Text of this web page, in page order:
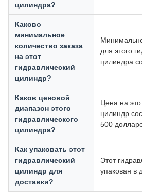
цилиндра?
Каково
минимальное
количество заказа
на этот
гидравлический
цилиндр?
для этого
цилиндра
Каков ценовой
диапазон этого
гидравлического
цилиндра?
Цена на
цилиндр
500
Как упаковать этот
гидравлический
цилиндр для
доставки?
Этот
упакован в